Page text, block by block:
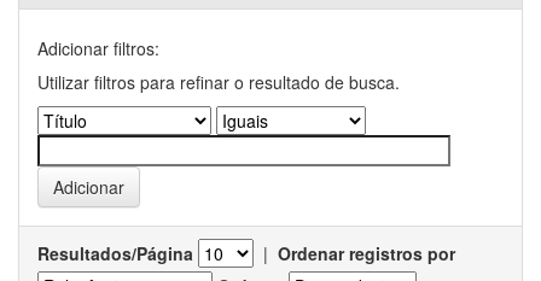
Adicionar filtros:
Utilizar filtros para refinar o resultado de busca.
Resultados/Página | Ordenar registros por